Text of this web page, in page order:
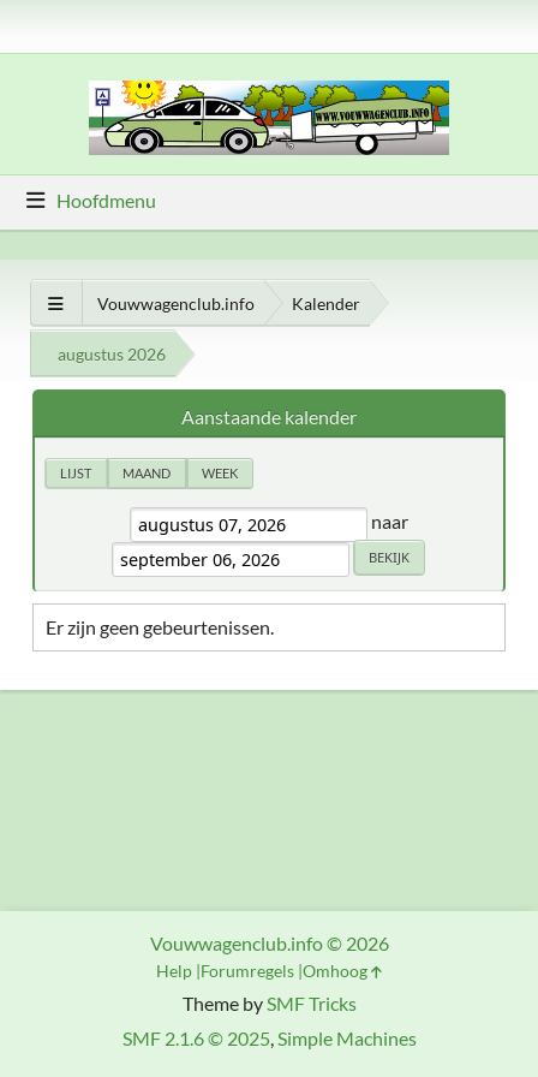
Hoofdmenu
Vouwwagenclub.info Kalender
augustus 2026
Aanstaande kalender
LIJST MAAND WEEK
naar
Er zijn geen gebeurtenissen.
Theme bySMF Tricks
SMF 2.1.6 © 2025,Simple Machines
Vouwwagenclub.info © 2026
Help Forumregels Omhoog